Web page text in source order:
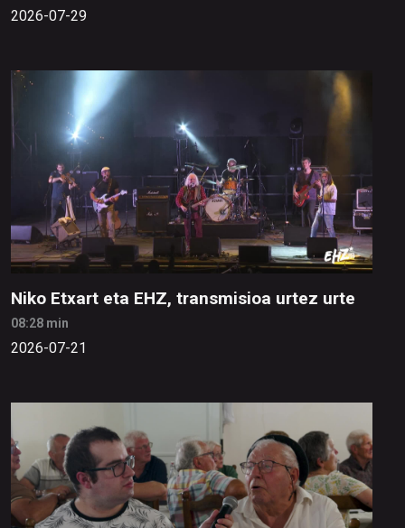
2026-07-29
Niko Etxart eta EHZ, transmisioa urtez urte
08:28 min
2026-07-21